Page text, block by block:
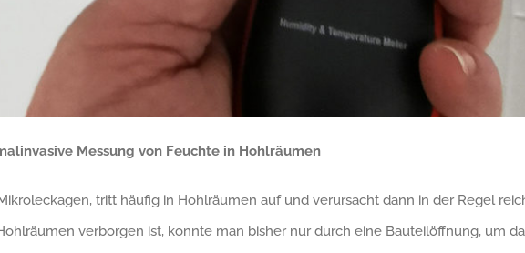
Messung von Feuchte in Hohlräumen
tritt häufig in Hohlräumen auf und verursacht dann in der Regel
verborgen ist, konnte man bisher nur durch eine Bauteilöffnung, um